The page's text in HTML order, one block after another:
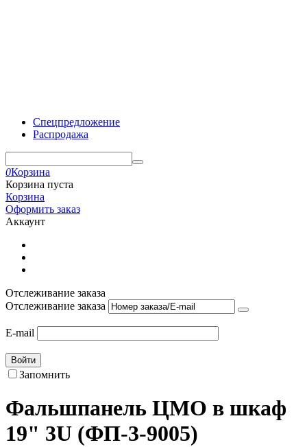
Спецпредложение
Распродажа
0Корзина
Корзина пуста
Корзина
Оформить заказ
Аккаунт
Отслеживание заказа
Отслеживание заказа
E-mail
Войти
Запомнить
Фальшпанель ЦМО в шкаф
19" 3U (ФП-3-9005)